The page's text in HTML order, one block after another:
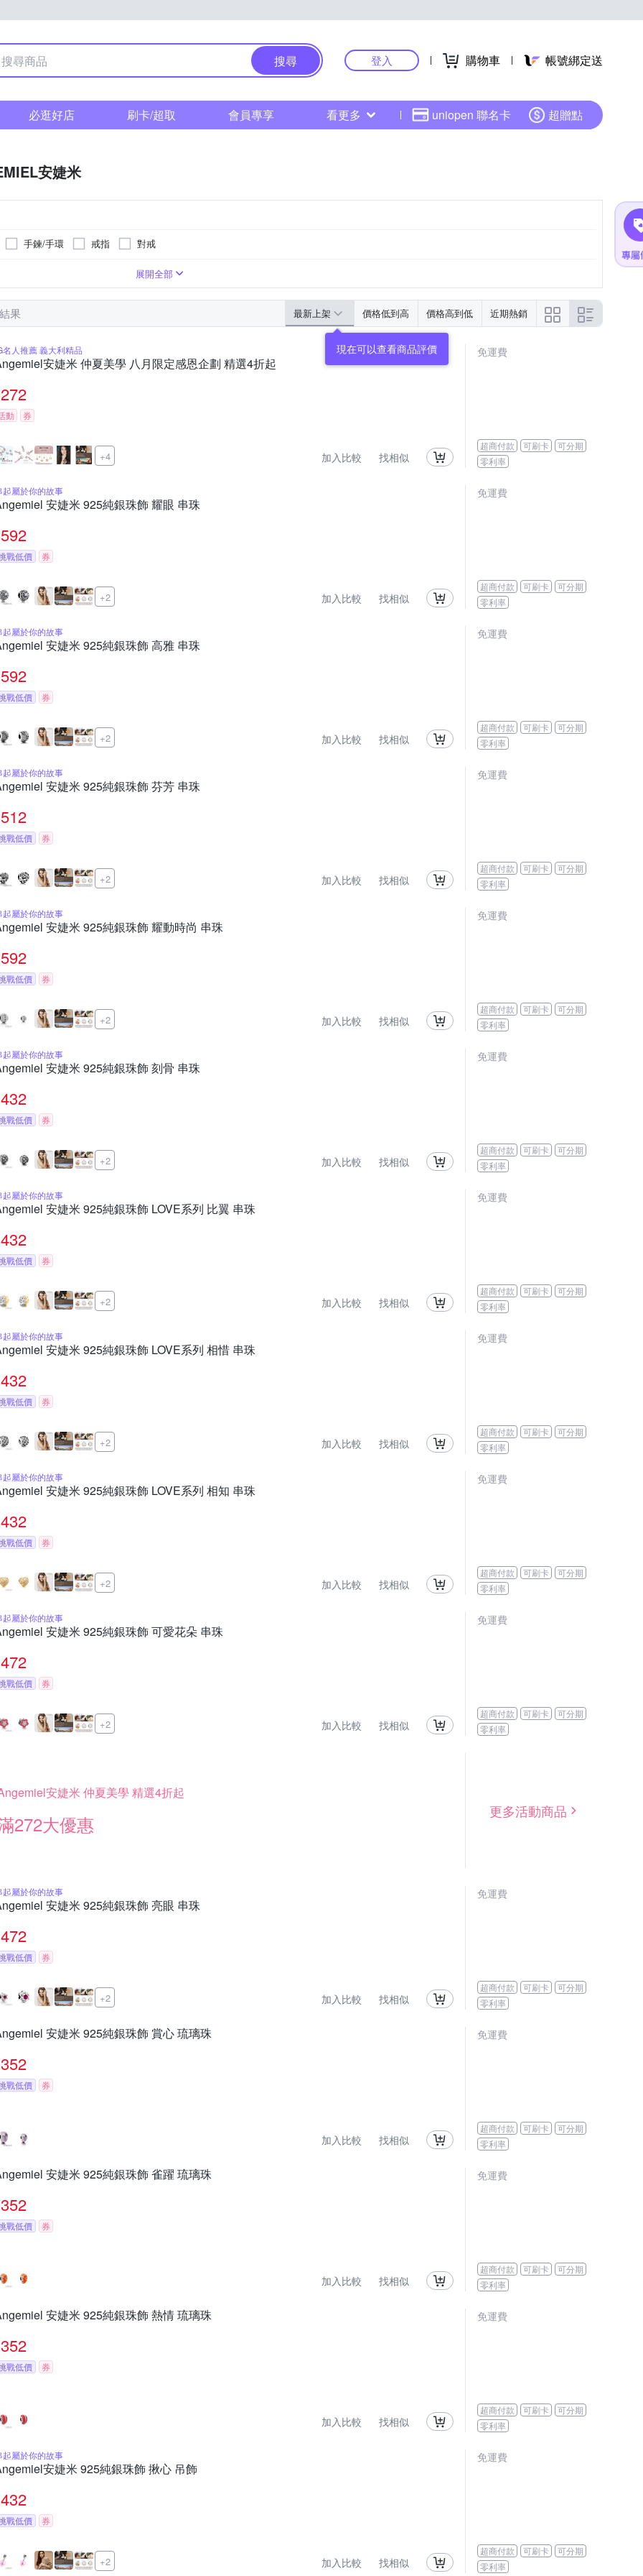
搜尋 登入 購物車 帳號綁定送
必逛好店 刷卡/超取 會員專享 看更多 uniopen 聯名卡 超贈點
安婕米
手鍊/手環 戒指
對戒
展開全部
果 最新上架 價格低到高 價格高到低 近期熱銷
名人推薦 義大利精品
安婕米 仲夏美學 八月限定感恩企劃 精選4折起
272
動 券
+4 加入比較 找相似
免運費
超商付款 可刷卡
可分期
零利率
起屬於你的故事
安婕米 925純銀珠飾 耀眼 串珠
592
戰低價 券
+2 加入比較 找相似
免運費
超商付款 可刷卡
可分期
零利率
起屬於你的故事
安婕米 925純銀珠飾 高雅 串珠
592
戰低價 券
+2 加入比較 找相似
免運費
超商付款 可刷卡
可分期
零利率
起屬於你的故事
安婕米 925純銀珠飾 芬芳 串珠
512
戰低價 券
+2 加入比較 找相似
免運費
超商付款 可刷卡
可分期
零利率
起屬於你的故事
安婕米 925純銀珠飾 耀動時尚 串珠
592
戰低價 券
+2 加入比較 找相似
免運費
超商付款 可刷卡
可分期
零利率
起屬於你的故事
安婕米 925純銀珠飾 刻骨 串珠
432
戰低價 券
+2 加入比較 找相似
免運費
超商付款 可刷卡
可分期
零利率
起屬於你的故事
安婕米 925純銀珠飾 LOVE系列 比翼 串珠
432
戰低價 券
+2 加入比較 找相似
免運費
超商付款 可刷卡
可分期
零利率
起屬於你的故事
安婕米 925純銀珠飾 LOVE系列 相惜 串珠
432
戰低價 券
+2 加入比較 找相似
免運費
超商付款 可刷卡
可分期
零利率
起屬於你的故事
安婕米 925純銀珠飾 LOVE系列 相知 串珠
432
戰低價 券
+2 加入比較 找相似
免運費
超商付款 可刷卡
可分期
零利率
起屬於你的故事
安婕米 925純銀珠飾 可愛花朵 串珠
472
戰低價 券
+2 加入比較 找相似
免運費
超商付款 可刷卡
可分期
零利率
安婕米 仲夏美學 精選4折起
272大優惠
更多活動商品
起屬於你的故事
安婕米 925純銀珠飾 亮眼 串珠
472
戰低價 券
+2 加入比較 找相似
免運費
超商付款 可刷卡
可分期
零利率
安婕米 925純銀珠飾 賞心 琉璃珠
352
戰低價 券
加入比較 找相似
免運費
超商付款 可刷卡
可分期
零利率
安婕米 925純銀珠飾 雀躍 琉璃珠
352
戰低價 券
加入比較 找相似
免運費
超商付款 可刷卡
可分期
零利率
安婕米 925純銀珠飾 熱情 琉璃珠
352
戰低價 券
加入比較 找相似
免運費
超商付款 可刷卡
可分期
零利率
起屬於你的故事
安婕米 925純銀珠飾 揪心 吊飾
432
戰低價 券
+2 加入比較 找相似
免運費
超商付款 可刷卡
可分期
零利率